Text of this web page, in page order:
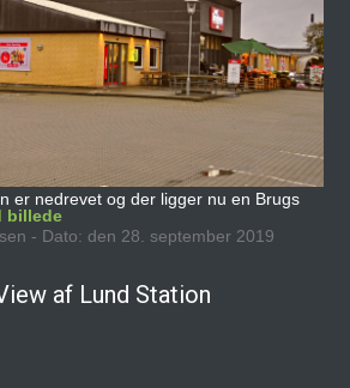
er nedrevet og der ligger nu en Brugs
billede
- Dato: den 28. september 2019
af Lund Station